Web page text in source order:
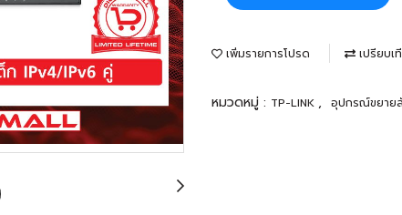
เพิ่มรายการโปรด เปรียบเ
หมวดหมู่ : TP-LINK , อุปกรณ์ขยาย